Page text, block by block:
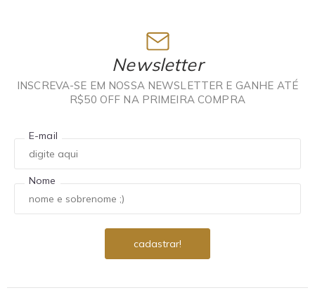
Newsletter
INSCREVA-SE EM NOSSA NEWSLETTER E GANHE ATÉ
R$50 OFF NA PRIMEIRA COMPRA
E-mail
Nome